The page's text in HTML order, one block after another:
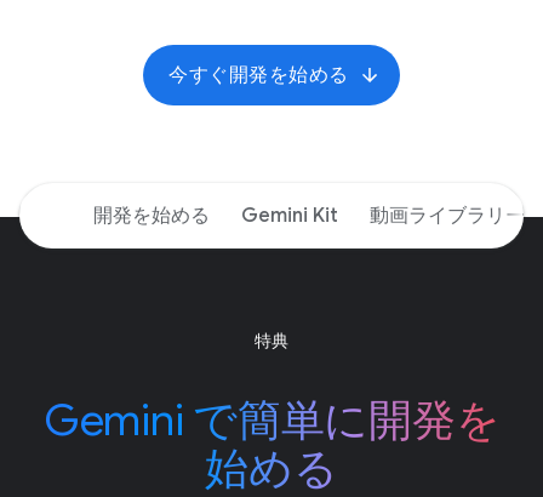
今すぐ​開発を​始める
開発を​始める Gemini Kit 動画ライブラリー
特典
Gemini で​簡単に​開発を​
始める